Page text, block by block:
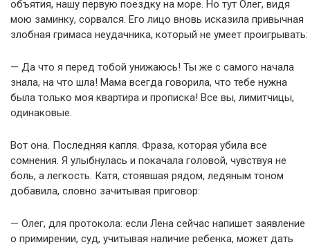
объятия, нашу первую поездку на море. Но тут Олег, видя
мою заминку, сорвался. Его лицо вновь исказила привычная
злобная гримаса неудачника, который не умеет проигрывать:
— Да что я перед тобой унижаюсь! Ты же с самого начала
знала, на что шла! Мама всегда говорила, что тебе нужна
была только моя квартира и прописка! Все вы, лимитчицы,
одинаковые.
Вот она. Последняя капля. Фраза, которая убила все
сомнения. Я улыбнулась и покачала головой, чувствуя не
боль, а легкость. Катя, стоявшая рядом, ледяным тоном
добавила, словно зачитывая приговор:
— Олег, для протокола: если Лена сейчас напишет заявление
о примирении, суд, учитывая наличие ребенка, может дать